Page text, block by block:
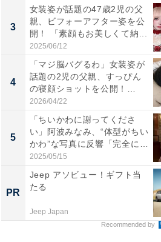
3
女装姿が話題の47歳2児の父
親、ビフォーアフター姿を公
開！ 「素顔もお美しくて納...
2025/06/12
4
「マジ脳バグるわ」女装姿が
話題の2児の父親、すっぴん
の寝顔ショットを公開！
「ど...
2026/04/22
5
「ちいかわに謝ってくださ
い」阿波みなみ、“体型がちい
かわ”な写真に反響「完全に
一...
2025/05/15
PR
Jeep アソビュー！ギフト当
たる
Jeep Japan
Recommended by